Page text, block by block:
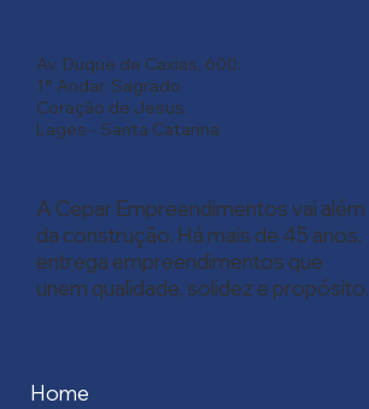
Av. Duque de Caxias, 600.
1° Andar. Sagrado
Coração de Jesus,
Lages - Santa Catarina
A Cepar Empreendimentos vai além
da construção. Há mais de 45 anos,
entrega empreendimentos que
unem qualidade, solidez e propósito.
Home